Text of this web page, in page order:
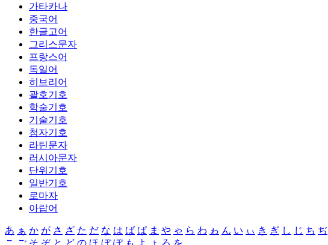
가타카나
중국어
한글고어
그리스문자
프랑스어
독일어
히브리어
괄호기호
학술기호
기술기호
첨자기호
라틴문자
러시아문자
단위기호
일반기호
로마자
아랍어
あ ぁ か が さ ざ た だ な は ば ぱ ま や ゃ ら わ ゎ ん い ぃ き ぎ し じ ち ぢ